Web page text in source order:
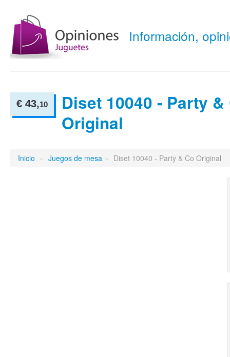
Información,
€ 43,10
Diset 10040 - Party &
Original
Inicio » Juegos de mesa » Diset 10040 - Party & Co Original